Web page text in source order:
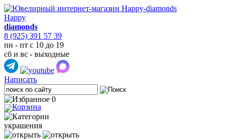
Happy
diamonds
8 (925) 391 57 39
пн - пт с 10 до 19
сб и вс - выходные
Написать
0
украшения